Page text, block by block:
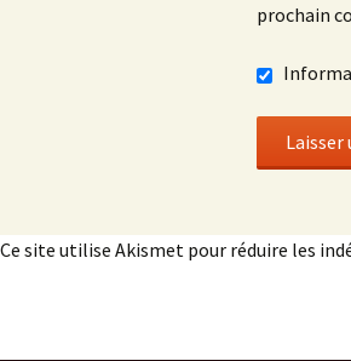
prochain
Ce site utilise Akismet pour réduire les